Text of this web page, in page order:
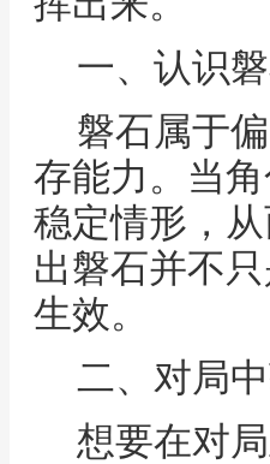
一、认识
磐石属于
存能力。当
稳定情形，
出磐石并不
生效。
二、对局
想要在对